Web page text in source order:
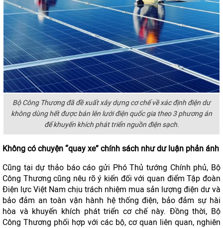
Bộ Công Thương đã đề xuất xây dựng cơ chế về xác định điện dư
không dùng hết được bán lên lưới điện quốc gia theo 3 phương án
để khuyến khích phát triển nguồn điện sạch.
Không có chuyện “quay xe” chính sách như dư luận phản ánh
Cũng tại dự thảo báo cáo gửi Phó Thủ tướng Chính phủ, Bộ
Công Thương cũng nêu rõ ý kiến đối với quan điểm Tập đoàn
Điện lực Việt Nam chịu trách nhiệm mua sản lượng điện dư và
bảo đảm an toàn vận hành hệ thống điện, bảo đảm sự hài
hòa và khuyến khích phát triển cơ chế này. Đồng thời, Bộ
Công Thương phối hợp với các bộ, cơ quan liên quan, nghiên